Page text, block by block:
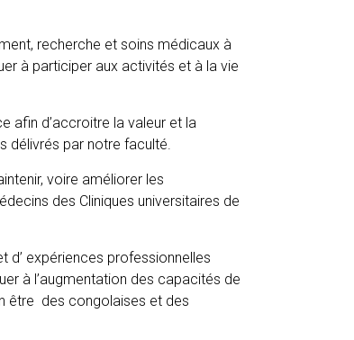
recherche et soins médicaux à
à participer aux activités et à la vie
afin d’accroitre la valeur et la
délivrés par notre faculté.
voire améliorer les
des Cliniques universitaires de
d’ expériences professionnelles
à l’augmentation des capacités de
être des congolaises et des